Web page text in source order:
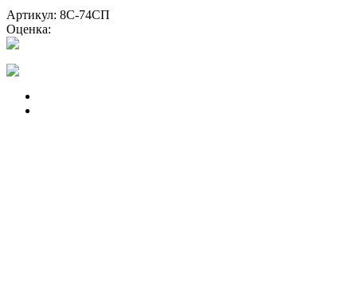
Артикул: 8С-74СП
Оценка: